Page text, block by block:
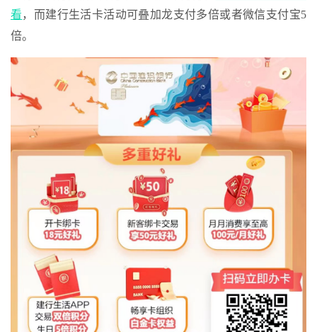
看，而建行生活卡活动可叠加龙支付多倍或者微信支付宝5
倍。